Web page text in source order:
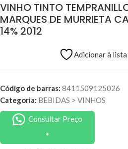
VINHO TINTO
MARQUES DE MURRIETA
14% 2012
Adicionar à lista
Código de barras: 8411509125026
Categoria: BEBIDAS > VINHOS
Consultar Preço